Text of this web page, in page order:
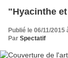
"Hyacinthe
Publié le 06/11/2015
Par Spectatif